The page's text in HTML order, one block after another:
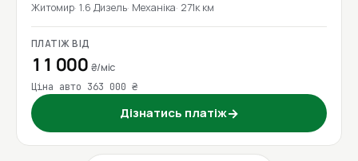
Житомир 1.6 Дизель Механіка 271к км
ПЛАТІЖ ВІД
11 000 ₴/міс
Ціна авто 363 000 ₴
Дізнатись платіж→